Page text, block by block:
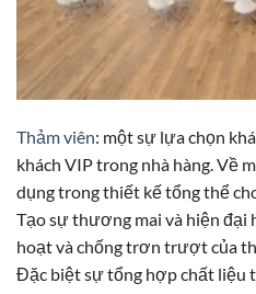
Thảm viên: một sự lựa chọn
khách VIP trong nhà hàng. Về
dụng trong thiết kế tổng thể
Tạo sự thương mai và hiện đại
hoạt và chống trơn trượt của
Đặc biệt sự tổng hợp chất liệu